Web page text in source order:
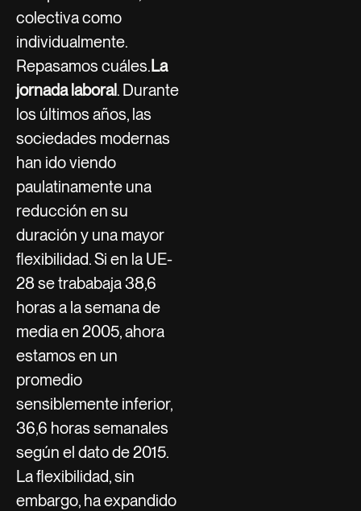
colectiva como
individualmente.
Repasamos cuáles.La
jornada laboral. Durante
los últimos años, las
sociedades modernas
han ido viendo
paulatinamente una
reducción en su
duración y una mayor
flexibilidad. Si en la UE-
28 se trababaja 38,6
horas a la semana de
media en 2005, ahora
estamos en un
promedio
sensiblemente inferior,
36,6 horas semanales
según el dato de 2015.
La flexibilidad, sin
embargo, ha expandido